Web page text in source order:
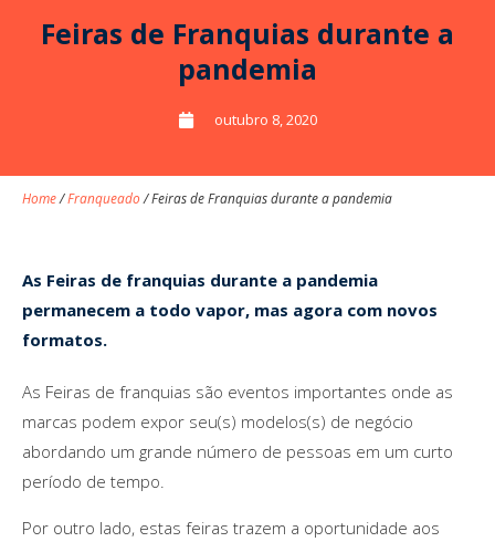
Feiras de Franquias durante a
pandemia
outubro 8, 2020
Home/Franqueado/Feiras de Franquias durante a pandemia
As Feiras de franquias durante a pandemia
permanecem a todo vapor, mas agora com novos
formatos.
As Feiras de franquias são eventos importantes onde as
marcas podem expor seu(s) modelos(s) de negócio
abordando um grande número de pessoas em um curto
período de tempo.
Por outro lado, estas feiras trazem a oportunidade aos